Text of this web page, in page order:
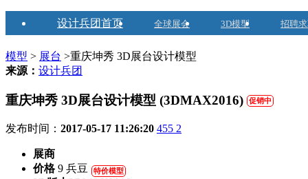
设计兵团首页 全球展会 3D模型 招聘
模型 > 展台 >重庆坤秀 3D展台设计模型
来源： 设计兵团
重庆坤秀 3D展台设计模型 (3DMAX2016) 促销中
发布时间： 2017-05-17 11:26:20 455 2
展商
价格9 兵豆 特价模型